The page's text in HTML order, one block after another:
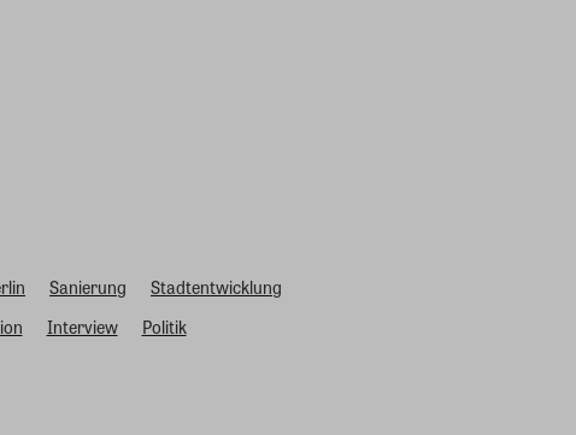
Sanierung
Stadtentwicklung
Interview Politik